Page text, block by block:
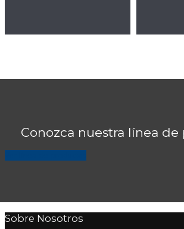
Conozca nuestra línea
Sobre Nosotros